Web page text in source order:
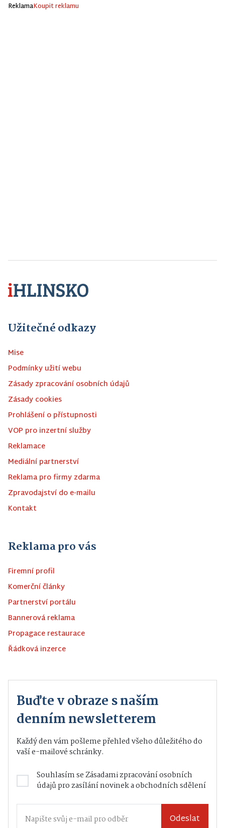
ReklamaKoupit reklamu
Užitečné odkazy
Mise
Podmínky užití webu
Zásady zpracování osobních údajů
Zásady cookies
Prohlášení o přístupnosti
VOP pro inzertní služby
Reklamace
Mediální partnerství
Reklama pro firmy zdarma
Zpravodajství do e-mailu
Kontakt
Reklama pro vás
Firemní profil
Komerční články
Partnerství portálu
Bannerová reklama
Propagace restaurace
Řádková inzerce
Buďte v obraze s naším
denním newsletterem
Každý den vám pošleme přehled všeho důležitého do
vaší e-mailové schránky.
Souhlasím seZásadami zpracování osobních
údajůpro zasílání novinek a obchodních sdělení
Odeslat